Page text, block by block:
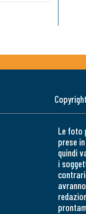
Copyright
Le foto
prese
quindi
i